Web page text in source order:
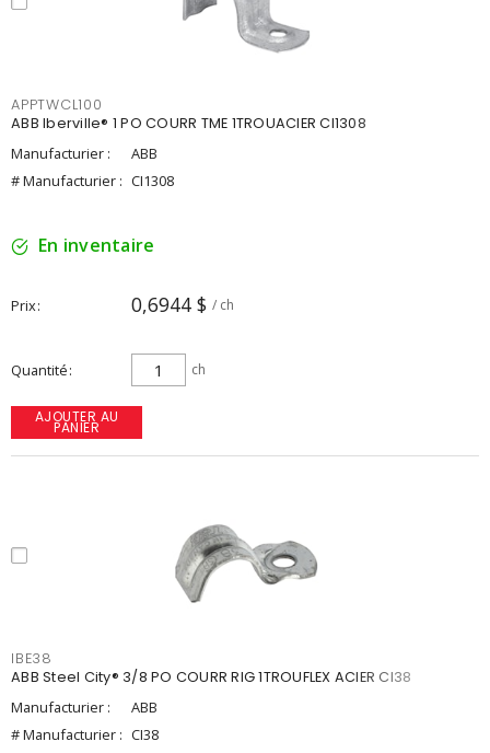
APPTWCL100
ABB Iberville® 1 PO COURR TME 1TROUACIER CI1308
Manufacturier :
ABB
# Manufacturier : CI1308
En inventaire
Prix 0,6944 $ / ch
Quantité ch
AJOUTER AU
PANIER
IBE38
ABB Steel City® 3/8 PO COURR RIG 1TROUFLEX ACIER CI38
Manufacturier :
ABB
# Manufacturier : CI38